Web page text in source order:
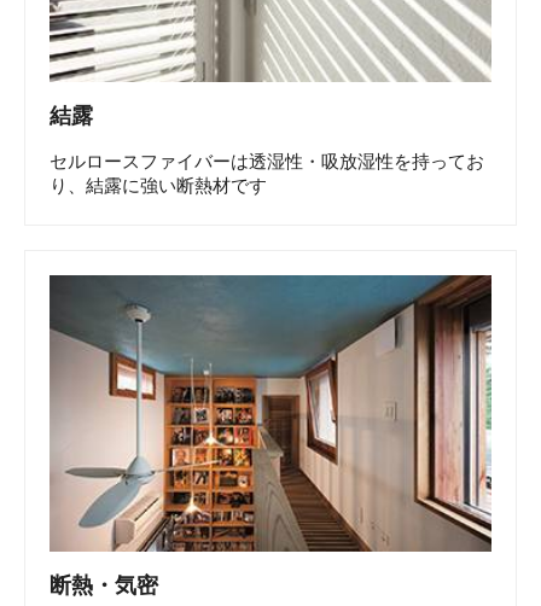
結露
セルロースファイバーは透湿性・吸放湿性を持ってお
り、結露に強い断熱材です
断熱・気密